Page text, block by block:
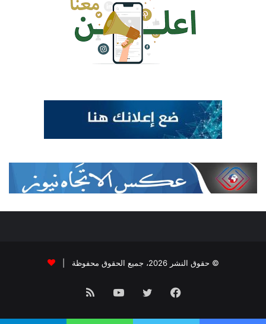
© حقوق النشر 2026، جميع الحقوق محفوظة |
فيسبوك تويتر يوتيوبملخص
الموقع